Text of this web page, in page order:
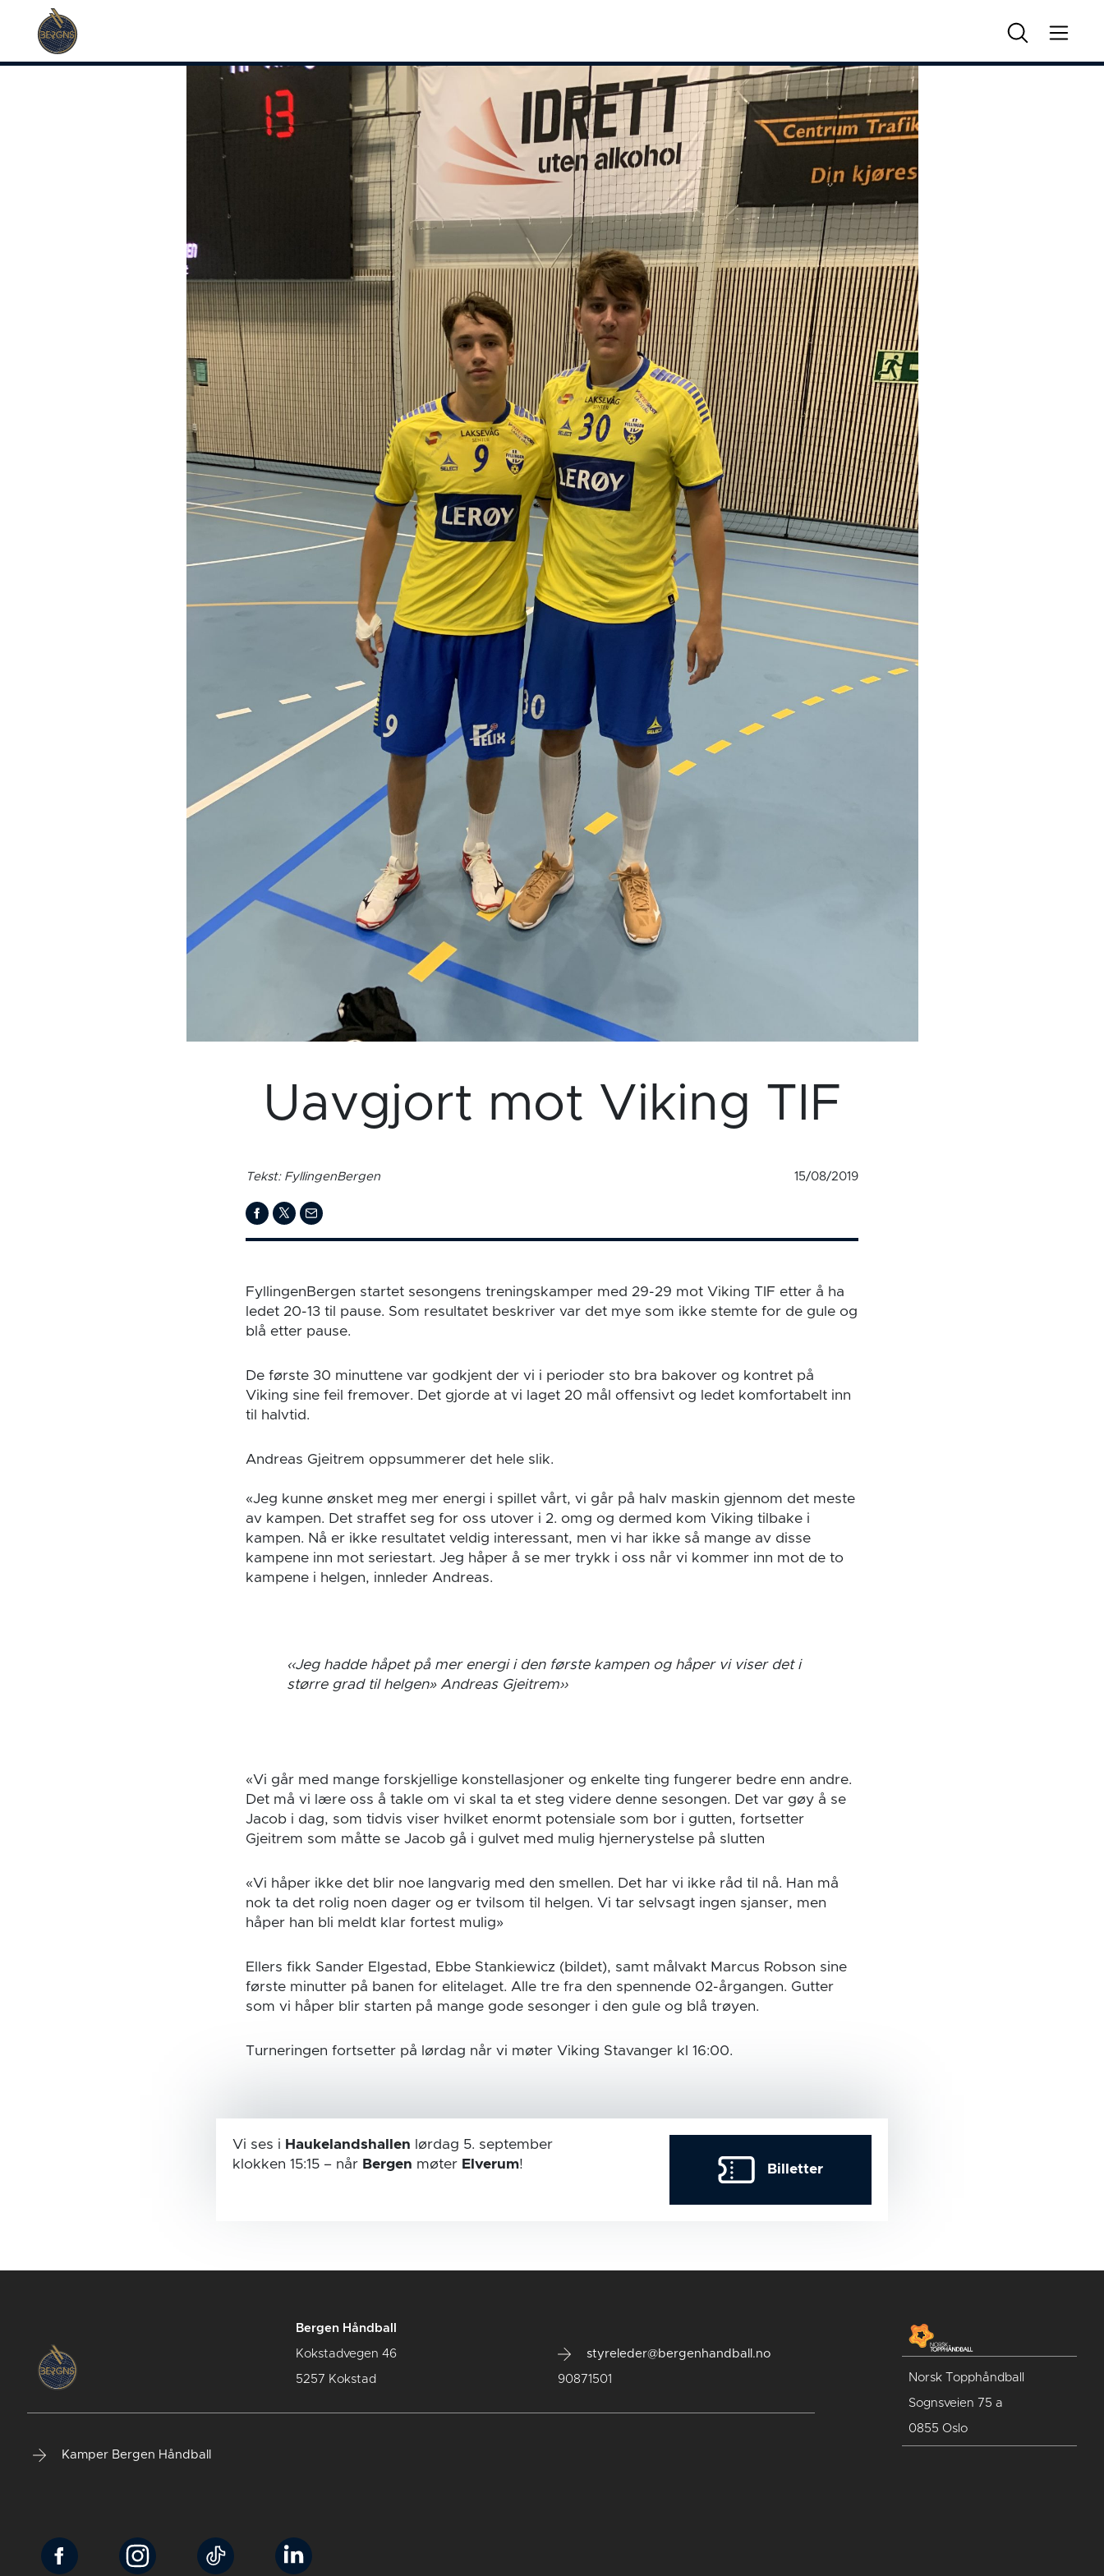
Uavgjort mot Viking TIF
Tekst: FyllingenBergen 15/08/2019
FyllingenBergen startet sesongens treningskamper med 29-29 mot Viking TIF etter å ha
ledet 20-13 til pause. Som resultatet beskriver var det mye som ikke stemte for de gule og
blå etter pause.
De første 30 minuttene var godkjent der vi i perioder sto bra bakover og kontret på
Viking sine feil fremover. Det gjorde at vi laget 20 mål offensivt og ledet komfortabelt inn
til halvtid.
Andreas Gjeitrem oppsummerer det hele slik.
«Jeg kunne ønsket meg mer energi i spillet vårt, vi går på halv maskin gjennom det meste
av kampen. Det straffet seg for oss utover i 2. omg og dermed kom Viking tilbake i
kampen. Nå er ikke resultatet veldig interessant, men vi har ikke så mange av disse
kampene inn mot seriestart. Jeg håper å se mer trykk i oss når vi kommer inn mot de to
kampene i helgen, innleder Andreas.
Jeg hadde håpet på mer energi i den første kampen og håper vi viser det i
større grad til helgen» Andreas Gjeitrem
«Vi går med mange forskjellige konstellasjoner og enkelte ting fungerer bedre enn andre.
Det må vi lære oss å takle om vi skal ta et steg videre denne sesongen. Det var gøy å se
Jacob i dag, som tidvis viser hvilket enormt potensiale som bor i gutten, fortsetter
Gjeitrem som måtte se Jacob gå i gulvet med mulig hjernerystelse på slutten
«Vi håper ikke det blir noe langvarig med den smellen. Det har vi ikke råd til nå. Han må
nok ta det rolig noen dager og er tvilsom til helgen. Vi tar selvsagt ingen sjanser, men
håper han bli meldt klar fortest mulig»
Ellers fikk Sander Elgestad, Ebbe Stankiewicz (bildet), samt målvakt Marcus Robson sine
første minutter på banen for elitelaget. Alle tre fra den spennende 02-årgangen. Gutter
som vi håper blir starten på mange gode sesonger i den gule og blå trøyen.
Turneringen fortsetter på lørdag når vi møter Viking Stavanger kl 16:00.
Vi ses i Haukelandshallen lørdag 5. september
klokken 15:15– når Bergen møter Elverum! Billetter
Bergen Håndball
Kokstadvegen 46
5257 Kokstad
styreleder@bergenhandball.no
90871501
Kamper Bergen Håndball
Norsk Topphåndball
Sognsveien 75 a
0855 Oslo